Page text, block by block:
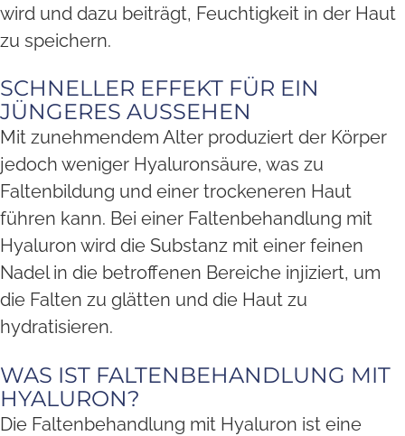
wird und dazu beiträgt, Feuchtigkeit in der Haut
zu speichern.
SCHNELLER EFFEKT FÜR EIN
JÜNGERES AUSSEHEN
Mit zunehmendem Alter produziert der Körper
jedoch weniger Hyaluronsäure, was zu
Faltenbildung und einer trockeneren Haut
führen kann. Bei einer Faltenbehandlung mit
Hyaluron wird die Substanz mit einer feinen
Nadel in die betroffenen Bereiche injiziert, um
die Falten zu glätten und die Haut zu
hydratisieren.
WAS IST FALTENBEHANDLUNG MIT
HYALURON?
Die Faltenbehandlung mit Hyaluron ist eine